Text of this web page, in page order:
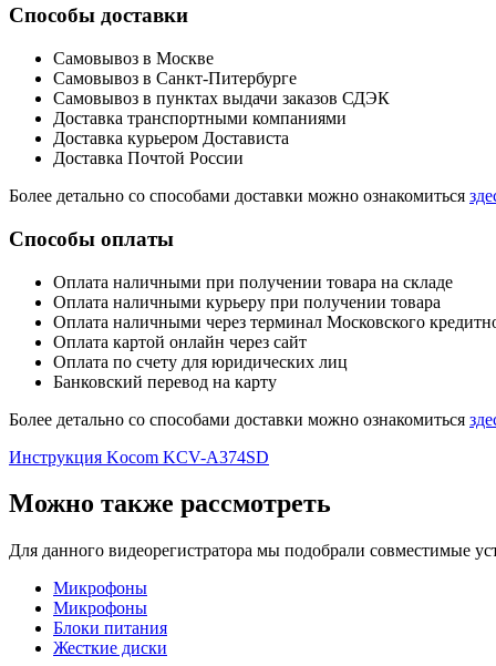
Способы доставки
Самовывоз в Москве
Самовывоз в Санкт-Питербурге
Самовывоз в пунктах выдачи заказов СДЭК
Доставка транспортными компаниями
Доставка курьером Достависта
Доставка Почтой России
Более детально со способами доставки можно ознакомиться
Способы оплаты
Оплата наличными при получении товара на складе
Оплата наличными курьеру при получении товара
Оплата наличными через терминал Московского
Оплата картой онлайн через сайт
Оплата по счету для юридических лиц
Банковский перевод на карту
Более детально со способами доставки можно ознакомиться
Инструкция Kocom KCV-A374SD
Можно также рассмотреть
Для данного видеорегистратора мы подобрали совместимые
Микрофоны
Микрофоны
Блоки питания
Жесткие диски